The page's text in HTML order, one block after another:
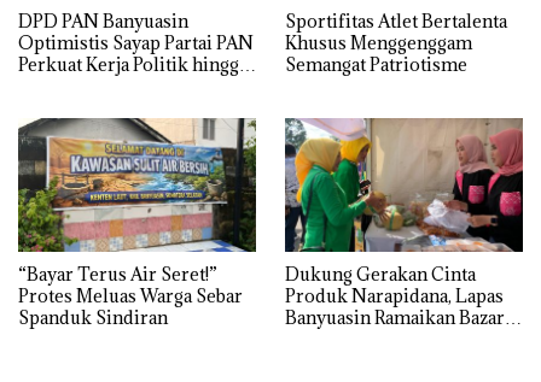
DPD PAN Banyuasin
Optimistis Sayap Partai PAN
Perkuat Kerja Politik hingga
Sportifitas Atlet Bertalenta
Khusus Menggenggam
Semangat Patriotisme
“Bayar Terus Air Seret!”
Protes Meluas Warga Sebar
Spanduk Sindiran
Dukung Gerakan Cinta
Produk Narapidana, Lapas
Banyuasin Ramaikan Bazar